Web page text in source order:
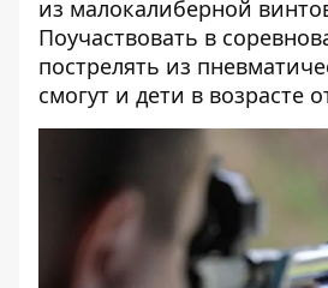
из малокалиберной
Поучаствовать в
пострелять из
смогут и дети в возрасте